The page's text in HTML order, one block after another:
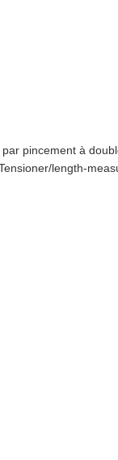
pincement à
length-